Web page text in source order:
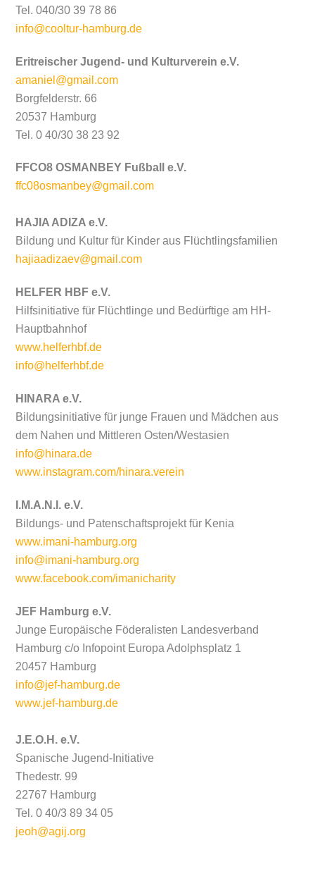
Tel. 040/30 39 78 86
info@cooltur-hamburg.de
Eritreischer Jugend- und Kulturverein e.V.
amaniel@gmail.com
Borgfelderstr. 66
20537 Hamburg
Tel. 0 40/30 38 23 92
FFCO8 OSMANBEY Fußball e.V.
ffc08osmanbey@gmail.com
HAJIA ADIZA e.V.
Bildung und Kultur für Kinder aus Flüchtlingsfamilien
hajiaadizaev@gmail.com
HELFER HBF e.V.
Hilfsinitiative für Flüchtlinge und Bedürftigeam HH-
Hauptbahnhof
www.helferhbf.de
info@helferhbf.de
HINARA e.V.
Bildungsinitiative für junge Frauen und Mädchen aus
dem Nahen und Mittleren Osten/Westasien
info@hinara.de
www.instagram.com/hinara.verein
I.M.A.N.I. e.V.
Bildungs- und Patenschaftsprojekt für Kenia
www.imani-hamburg.org
info@imani-hamburg.org
www.facebook.com/imanicharity
JEF Hamburg e.V.
Junge Europäische Föderalisten Landesverband
Hamburg c/o Infopoint Europa Adolphsplatz 1
20457 Hamburg
info@jef-hamburg.de
www.jef-hamburg.de
J.E.O.H. e.V.
Spanische Jugend-Initiative
Thedestr. 99
22767 Hamburg
Tel. 0 40/3 89 34 05
jeoh@agij.org